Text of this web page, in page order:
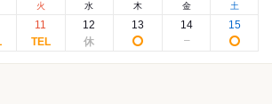
火
11
水
12
木
13
金
14
土
15